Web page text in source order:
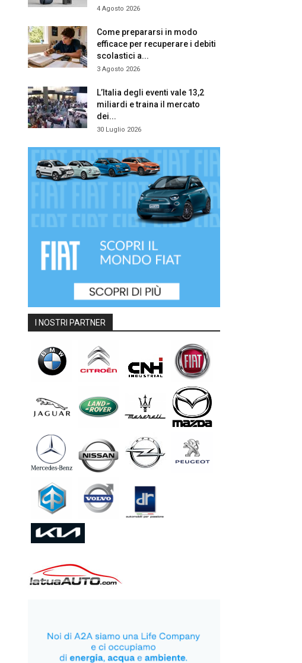
4 Agosto 2026
Come prepararsi in modo
efficace per recuperare i debiti
scolastici a...
3 Agosto 2026
L’Italia degli eventi vale 13,2
miliardi e traina il mercato
dei...
30 Luglio 2026
I NOSTRI PARTNER